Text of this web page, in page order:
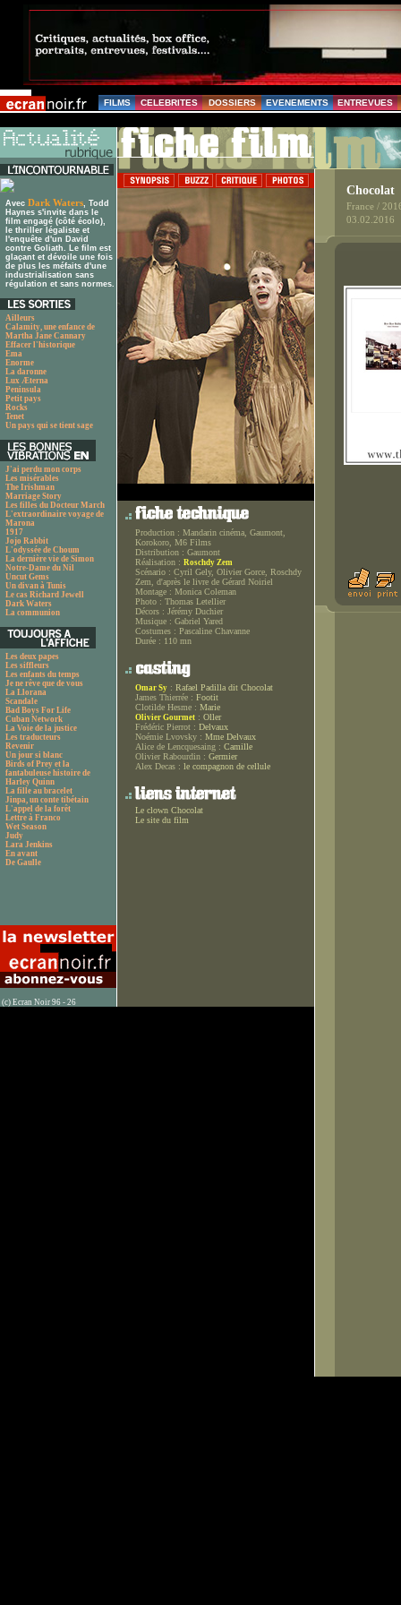
FILMS CELEBRITES DOSSIERS EVENEMENTS ENTREVUES
Avec Dark Waters, Todd
Haynes s'invite dans le
film engagé (côté écolo),
le thriller légaliste et
l'enquête d'un David
contre Goliath. Le film est
glaçant et dévoile une fois
de plus les méfaits d'une
industrialisation sans
régulation et sans normes.
Ailleurs
Calamity, une enfance de
Martha Jane Cannary
Effacer l'historique
Ema
Enorme
La daronne
Lux Æterna
Peninsula
Petit pays
Rocks
Tenet
Un pays qui se tient sage
J'ai perdu mon corps
Les misérables
The Irishman
Marriage Story
Les filles du Docteur March
L'extraordinaire voyage de
Marona
1917
Jojo Rabbit
L'odyssée de Choum
La dernière vie de Simon
Notre-Dame du Nil
Uncut Gems
Un divan à Tunis
Le cas Richard Jewell
Dark Waters
La communion
Les deux papes
Les siffleurs
Les enfants du temps
Je ne rêve que de vous
La Llorana
Scandale
Bad Boys For Life
Cuban Network
La Voie de la justice
Les traducteurs
Revenir
Un jour si blanc
Birds of Prey et la
fantabuleuse histoire de
Harley Quinn
La fille au bracelet
Jinpa, un conte tibétain
L'appel de la forêt
Lettre à Franco
Wet Season
Judy
Lara Jenkins
En avant
De Gaulle
(c) Ecran Noir 96 - 26
Production : Mandarin cinéma, Gaumont,
Korokoro, M6 Films
Distribution : Gaumont
Réalisation : Roschdy Zem
Scénario : Cyril Gely, Olivier Gorce, Roschdy
Zem, d'après le livre de Gérard Noiriel
Montage : Monica Coleman
Photo : Thomas Letellier
Décors : Jérémy Duchier
Musique : Gabriel Yared
Costumes : Pascaline Chavanne
Durée : 110 mn
Omar Sy : Rafael Padilla dit Chocolat
James Thierrée : Footit
Clotilde Hesme : Marie
Olivier Gourmet : Oller
Frédéric Pierrot : Delvaux
Noémie Lvovsky : Mme Delvaux
Alice de Lencquesaing : Camille
Olivier Rabourdin : Germier
Alex Decas : le compagnon de cellule
Le clown Chocolat
Le site du film
Chocolat
France /
03.02.2016